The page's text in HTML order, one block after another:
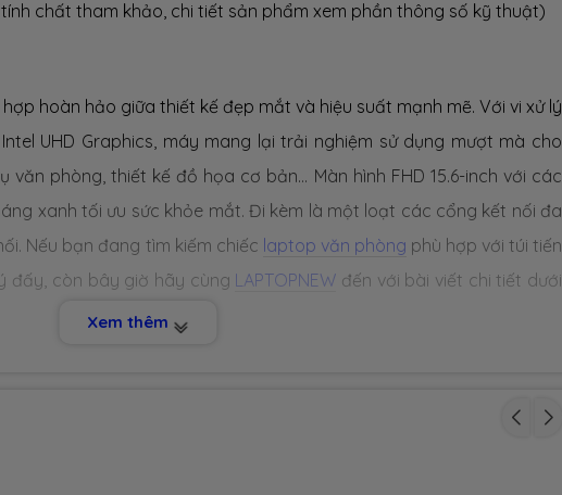
chất tham khảo, chi tiết sản phẩm xem phần thông số kỹ thuật)
hoàn hảo giữa thiết kế đẹp mắt và hiệu suất mạnh mẽ. Với vi xử lý
UHD Graphics, máy mang lại trải nghiệm sử dụng mượt mà cho
văn phòng, thiết kế đồ họa cơ bản... Màn hình FHD 15.6-inch với các
xanh tối ưu sức khỏe mắt. Đi kèm là một loạt các cổng kết nối đa
Nếu bạn đang tìm kiếm chiếc laptop văn phòng phù hợp với túi tiến
đấy, còn bây giờ hãy cùng LAPTOPNEW đến với bài viết chi tiết dưới
15 3530
Xem thêm